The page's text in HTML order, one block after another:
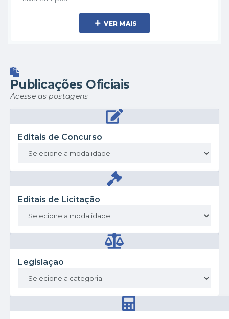
VER MAIS
Publicações Oficiais
Acesse as postagens
Editais de Concurso
Editais de Licitação
Legislação